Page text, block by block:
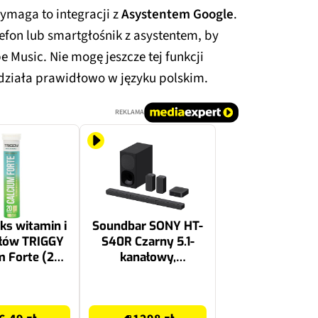
to integracji zAsystentem Google.
lub smartgłośnik z asystentem, by
Music. Nie mogę jeszcze tej funkcji
prawidłowo w języku polskim.
REKLAMA
witamin i
TRIGGY
Forte (20
Soundbar SONY HT-
S40R Czarny 5.1-
kanałowy,
Digital, HDMI ARC,